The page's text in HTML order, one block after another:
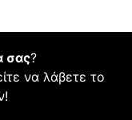
σας?
να λάβετε το